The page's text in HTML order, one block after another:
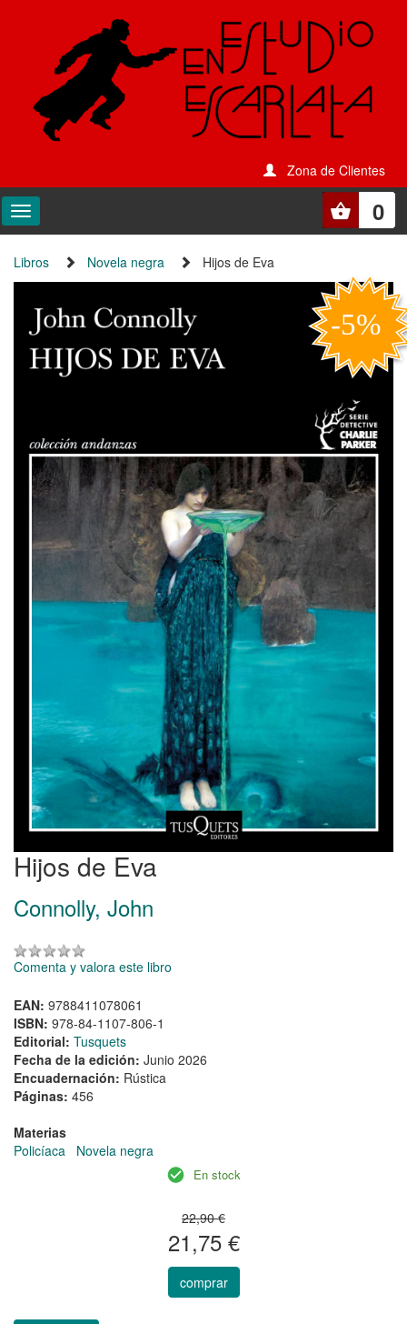
Zona de Clientes
0
Libros Novela negra Hijos de Eva
Hijos de Eva
Connolly, John
Comenta y valora este libro
EAN: 9788411078061
ISBN: 978-84-1107-806-1
Editorial: Tusquets
Fecha de la edición: Junio 2026
Encuadernación: Rústica
Páginas: 456
Materias
Policíaca
Novela negra
En stock
22,90 €
21,75 €
comprar